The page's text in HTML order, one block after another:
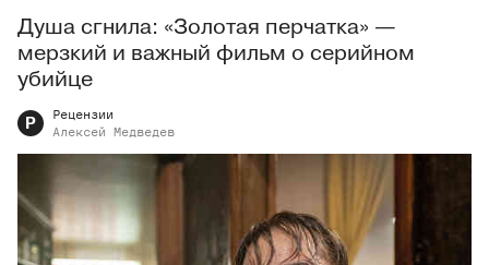
Душа сгнила: «Золотая перчатка» —
мерзкий и важный фильм о серийном
убийце
Р
Рецензии
Алексей
Медведев